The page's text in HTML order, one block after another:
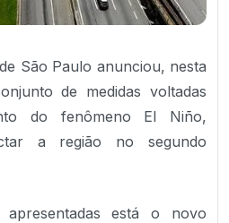
São Paulo anunciou, nesta
de medidas voltadas
do fenômeno El Niño,
a região no segundo
apresentadas está o novo